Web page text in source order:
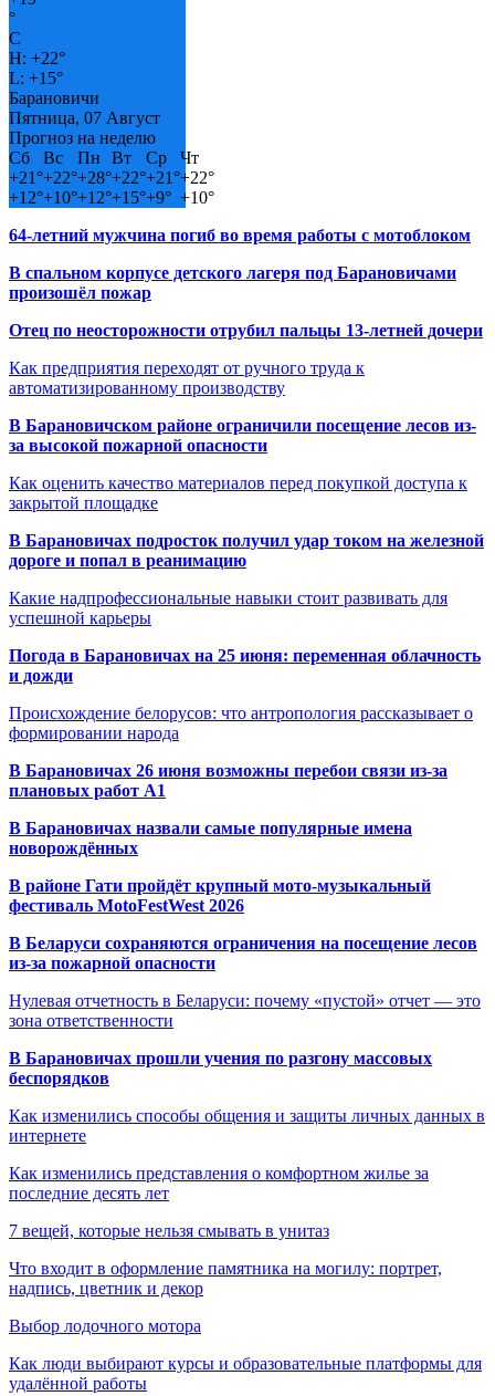
°
C
H: +22°
L: +15°
Барановичи
Пятница, 07 Август
Прогноз на неделю
Сб
Вс Пн Вт Ср
Чт
+21°+22°+28°+22°+21°+22°
+12°+10°+12°+15°+9° +10°
64-летний мужчина погиб во время работы с мотоблоком
В спальном корпусе детского лагеря под Барановичами
произошёл пожар
Отец по неосторожности отрубил пальцы 13-летней дочери
Как предприятия переходят от ручного труда к
автоматизированному производству
В Барановичском районе ограничили посещение лесов из-
за высокой пожарной опасности
Как оценить качество материалов перед покупкой доступа к
закрытой площадке
В Барановичах подросток получил удар током на железной
дороге и попал в реанимацию
Какие надпрофессиональные навыки стоит развивать для
успешной карьеры
Погода в Барановичах на 25 июня: переменная облачность
и дожди
Происхождение белорусов: что антропология рассказывает о
формировании народа
В Барановичах 26 июня возможны перебои связи из-за
плановых работ A1
В Барановичах назвали самые популярные имена
новорождённых
В районе Гати пройдёт крупный мото-музыкальный
фестиваль MotoFestWest 2026
В Беларуси сохраняются ограничения на посещение лесов
из-за пожарной опасности
Нулевая отчетность в Беларуси: почему «пустой» отчет — это
зона ответственности
В Барановичах прошли учения по разгону массовых
беспорядков
Как изменились способы общения и защиты личных данных в
интернете
Как изменились представления о комфортном жилье за
последние десять лет
7 вещей, которые нельзя смывать в унитаз
Что входит в оформление памятника на могилу: портрет,
надпись, цветник и декор
Выбор лодочного мотора
Как люди выбирают курсы и образовательные платформы для
удалённой работы